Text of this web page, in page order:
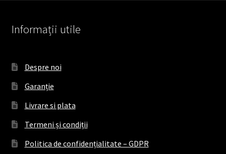
Informații utile
Despre noi
Garanție
Livrare si plata
Termeni și condiții
Politica de confidențialitate – GDPR